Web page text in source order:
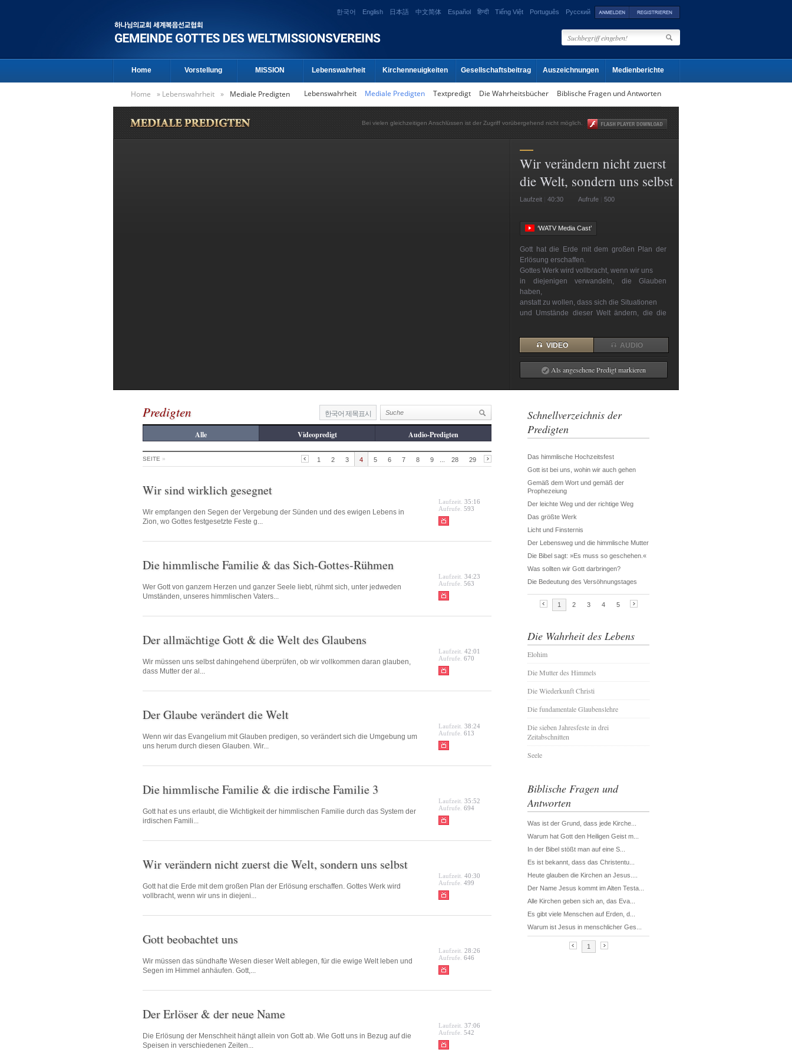
한국어 English 日本語 中文简体 Español हिन्दी Tiếng Việt Português Русский
Home Vorstellung MISSION Lebenswahrheit Kirchenneuigkeiten Gesellschaftsbeitrag Auszeichnungen Medienberichte
Home » Lebenswahrheit » Mediale Predigten Lebenswahrheit Mediale Predigten Textpredigt Die Wahrheitsbücher Biblische Fragen und Antworten
Bei vielen gleichzeitigen Anschlüssen ist der Zugriff vorübergehend nicht möglich.
Predigten 한국어 제목표시
Alle Videopredigt Audio-Predigten
SEITE » 1 2 3 4 5 6 7 8 9 28 29
Wir sind wirklich gesegnet
Wir empfangen den Segen der Vergebung der Sünden und des ewigen Lebens in
Zion, wo Gottes festgesetzte Feste g...
Laufzeit. 35:16
Aufrufe. 593
Die himmlische Familie & das Sich-Gottes-Rühmen
Wer Gott von ganzem Herzen und ganzer Seele liebt, rühmt sich, unter jedweden
Umständen, unseres himmlischen Vaters...
Laufzeit. 34:23
Aufrufe. 563
Der allmächtige Gott & die Welt des Glaubens
Wir müssen uns selbst dahingehend überprüfen, ob wir vollkommen daran glauben,
dass Mutter der al...
Laufzeit. 42:01
Aufrufe. 670
Der Glaube verändert die Welt
Wenn wir das Evangelium mit Glauben predigen, so verändert sich die Umgebung um
uns herum durch diesen Glauben. Wir...
Laufzeit. 38:24
Aufrufe. 613
Die himmlische Familie & die irdische Familie 3
Gott hat es uns erlaubt, die Wichtigkeit der himmlischen Familie durch das System der
irdischen Famili...
Laufzeit. 35:52
Aufrufe. 694
Wir verändern nicht zuerst die Welt, sondern uns selbst
Gott hat die Erde mit dem großen Plan der Erlösung erschaffen. Gottes Werk wird
vollbracht, wenn wir uns in diejeni...
Laufzeit. 40:30
Aufrufe. 499
Gott beobachtet uns
Wir müssen das sündhafte Wesen dieser Welt ablegen, für die ewige Welt leben und
Segen im Himmel anhäufen. Gott,...
Laufzeit. 28:26
Aufrufe. 646
Der Erlöser & der neue Name
Die Erlösung der Menschheit hängt allein von Gott ab. Wie Gott uns in Bezug auf die
Speisen in verschiedenen Zeiten...
Laufzeit. 37:06
Aufrufe. 542
Die Wahrheit des Lebens
Elohim
Die Mutter des Himmels
Die Wiederkunft Christi
Die fundamentale Glaubenslehre
Die sieben Jahresfeste in drei
Zeitabschnitten
Seele